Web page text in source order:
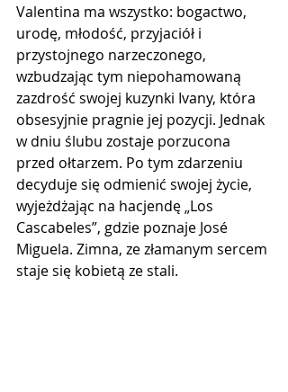
Valentina ma wszystko: bogactwo,
urodę, młodość, przyjaciół i
przystojnego narzeczonego,
wzbudzając tym niepohamowaną
zazdrość swojej kuzynki Ivany, która
obsesyjnie pragnie jej pozycji. Jednak
w dniu ślubu zostaje porzucona
przed ołtarzem. Po tym zdarzeniu
decyduje się odmienić swojej życie,
wyjeżdżając na hacjendę „Los
Cascabeles”, gdzie poznaje José
Miguela. Zimna, ze złamanym sercem
staje się kobietą ze stali.